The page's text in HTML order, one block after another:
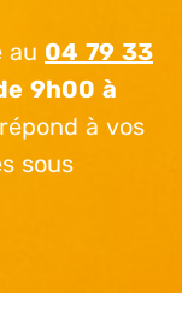
au 04 79 33
9h00 à
à vos
sous